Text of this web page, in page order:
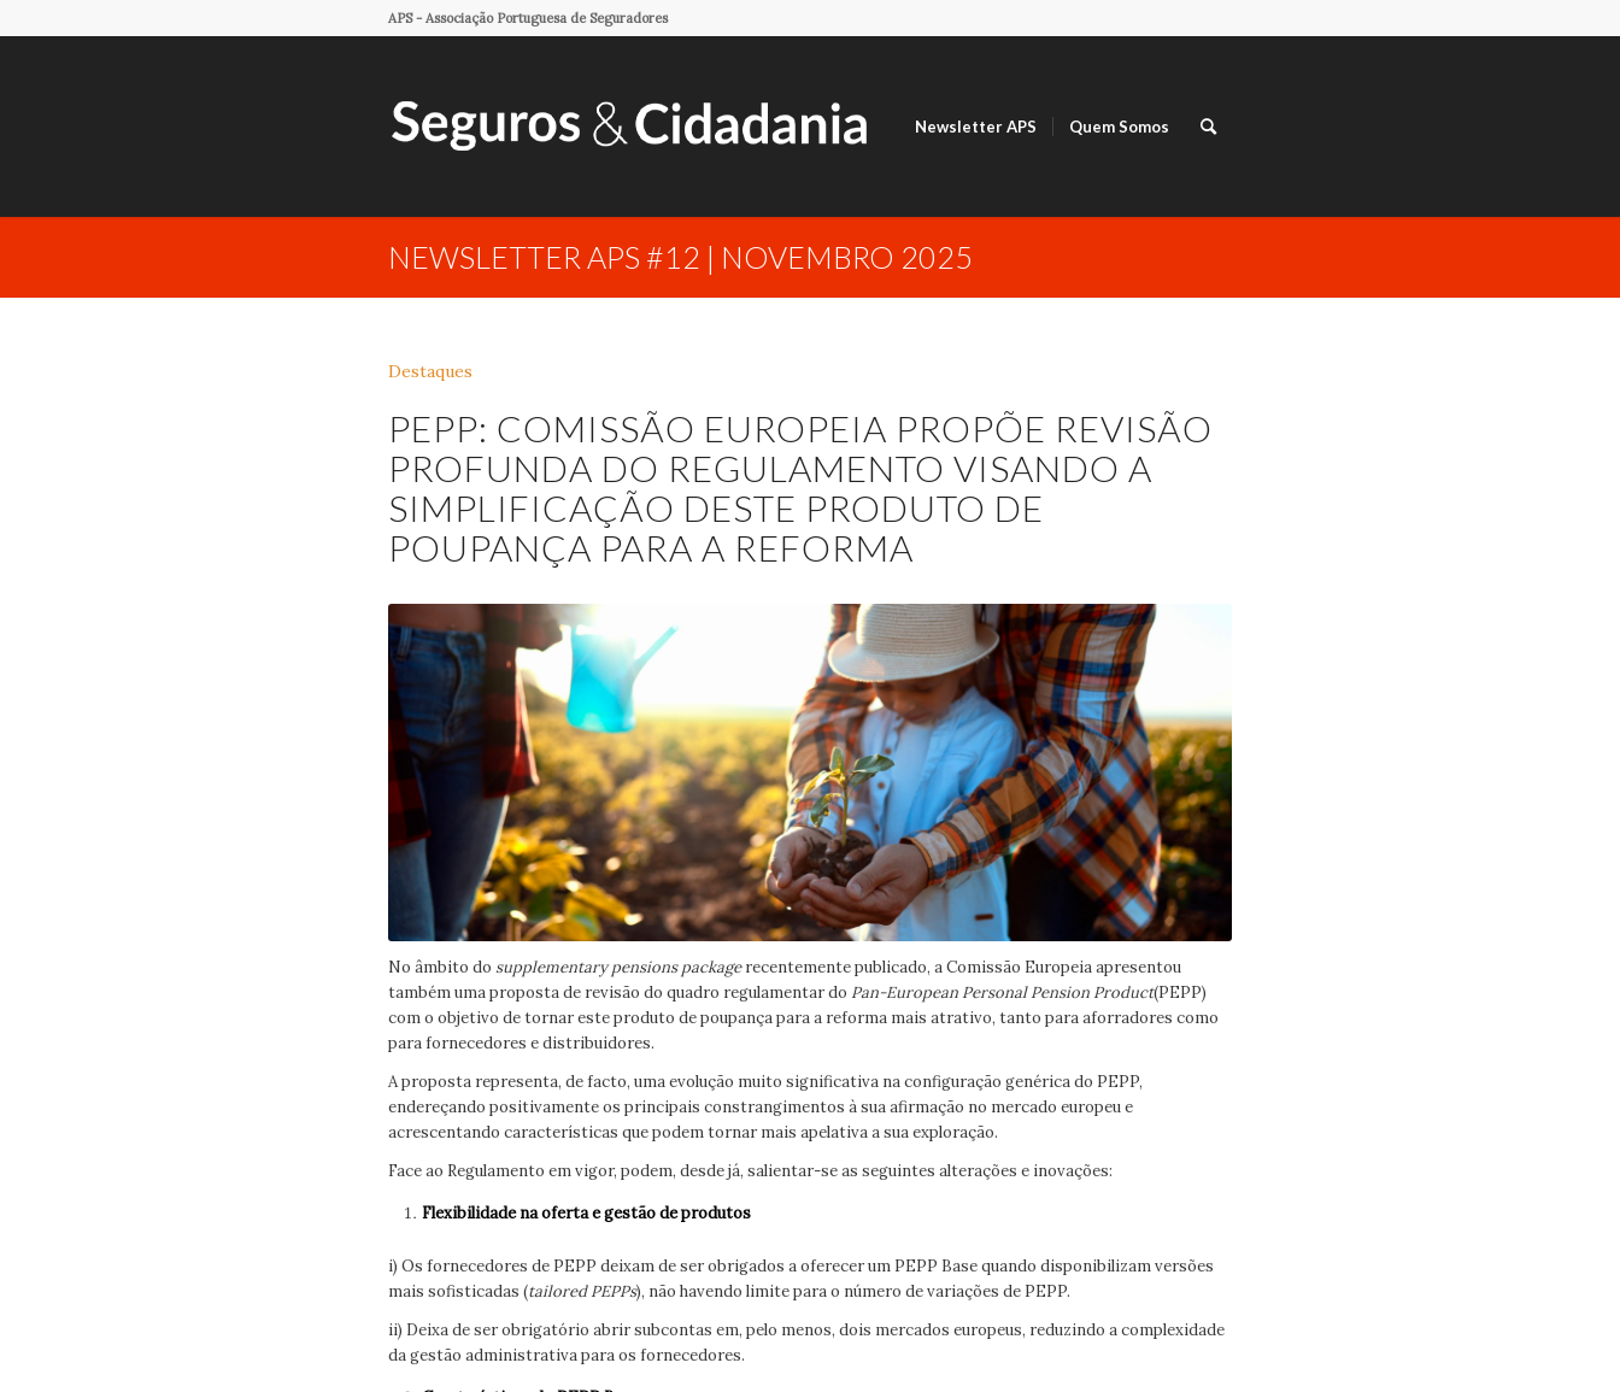
APS - Associação Portuguesa de Seguradores
Newsletter APS Quem Somos
NEWSLETTER APS #12 | NOVEMBRO 2025
Destaques
PEPP: COMISSÃO EUROPEIA PROPÕE REVISÃO
PROFUNDA DO REGULAMENTO VISANDO A
SIMPLIFICAÇÃO DESTE PRODUTO DE
POUPANÇA PARA A REFORMA
No âmbito do supplementary pensions packagerecentemente publicado, a Comissão Europeia apresentou
também uma proposta de revisão do quadro regulamentar do Pan-European Personal Pension Product(PEPP)
com o objetivo de tornar este produto de poupança para a reforma mais atrativo, tanto para aforradores como
para fornecedores e distribuidores.
A proposta representa, de facto, uma evolução muito significativa na configuração genérica do PEPP,
endereçando positivamente os principais constrangimentos à sua afirmação no mercado europeu e
acrescentando características que podem tornar mais apelativa a sua exploração.
Face ao Regulamento em vigor, podem, desde já, salientar-se as seguintes alterações e inovações:
Flexibilidade na oferta e gestão de produtos
i) Os fornecedores de PEPP deixam de ser obrigados a oferecer um PEPP Base quando disponibilizam versões
mais sofisticadas (tailored PEPPs), não havendo limite para o número de variações de PEPP.
ii) Deixa de ser obrigatório abrir subcontas em, pelo menos, dois mercados europeus, reduzindo a complexidade
da gestão administrativa para os fornecedores.